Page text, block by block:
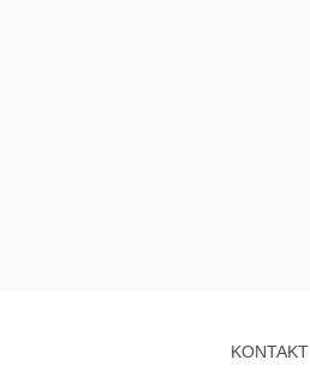
KONTAKT